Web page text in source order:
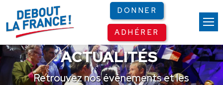
DONNER
ADHÉRER
ACTUALITÉS
Retrouvez nos événements et les
Panneau de gestion des cookies